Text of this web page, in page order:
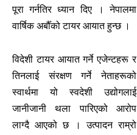
पूरा गर्नतिर ध्यान दिए । नेपालमा
वार्षिक अर्बौँको टायर आयात हुन्छ ।
विदेशी टायर आयात गर्ने एजेन्टहरू र
तिनलाई संरक्षण गर्ने नेताहरूको
स्वार्थमा यो स्वदेशी उद्योगलाई
जानीजानी थला पारिएको आरोप
लाग्दै आएको छ । उत्पादन राम्रो